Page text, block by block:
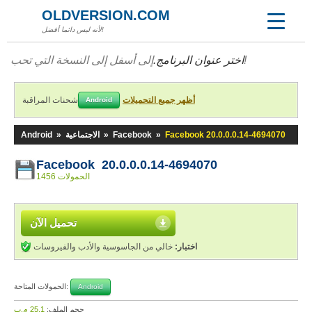
OLDVERSION.COM
لأنه ليس دائما أفضل!
اختر عنوان البرنامج.إلى أسفل إلى النسخة التي تحب!
شحنات المراقبة Android أظهر جميع التحميلات
Android » الاجتماعية » Facebook » Facebook 20.0.0.0.14-4694070
Facebook 20.0.0.0.14-4694070
1456 الحمولات
تحميل الآن
اختبار: خالي من الجاسوسية والأدب والفيروسات
الحمولات المتاحة: Android
حجم الملف: 25,1 م.ب